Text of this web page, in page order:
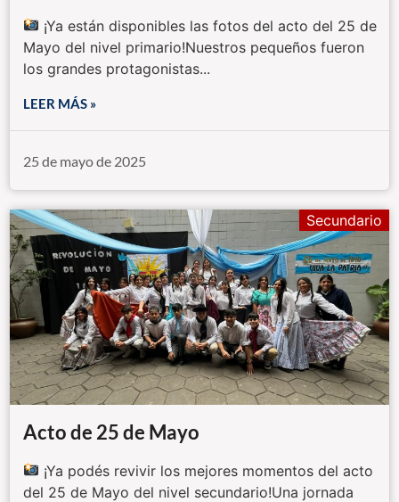
¡Ya están disponibles las fotos del acto del 25 de
Mayo del nivel primario!Nuestros pequeños fueron
los grandes protagonistas...
LEER MÁS »
25 de mayo de 2025
Acto de 25 de Mayo
¡Ya podés revivir los mejores momentos del acto
del 25 de Mayo del nivel secundario!Una jornada
Secundario